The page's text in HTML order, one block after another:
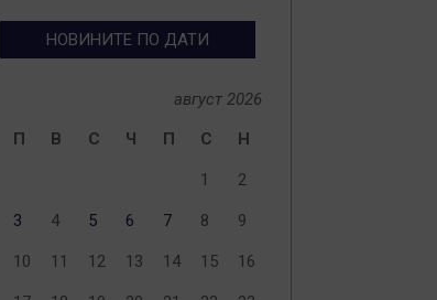
НОВИНИТЕ ПО ДАТИ
август 2026
П
В С Ч П С Н
1 2
3 4 5 6 7 8 9
10 11 12 13 14 15 16